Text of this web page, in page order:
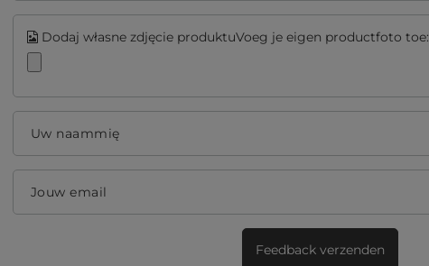
Dodaj własne zdjęcie produktuVoeg je eigen productfoto toe:
Uw naammię
Jouw email
Feedback verzenden